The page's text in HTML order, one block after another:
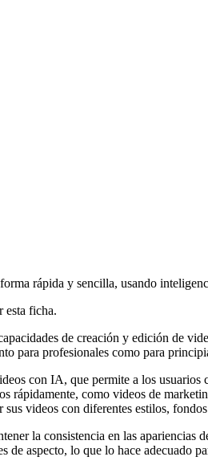
rápida y sencilla, usando
esta ficha.
de creación y edición de
para profesionales como para
con IA, que permite a los
rápidamente, como videos de
videos con diferentes estilos,
la consistencia en las
aspecto, lo que lo hace adecuado